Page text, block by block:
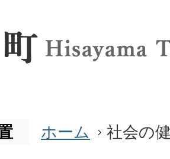
ホーム 社会の